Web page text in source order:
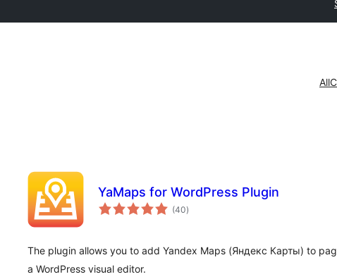
All
YaMaps for WordPress Plugin
(40total
ratings
)
The plugin allows you to add Yandex Maps (Яндекс Карты) to
a WordPress visual editor.